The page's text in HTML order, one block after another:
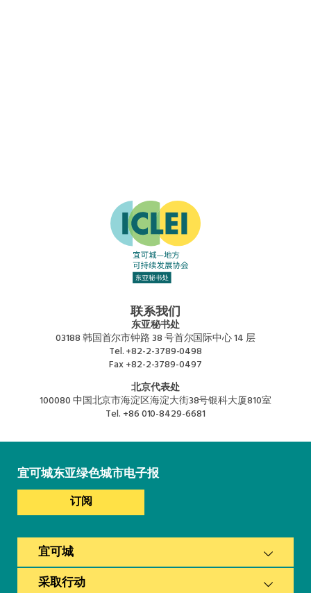
联系我们
东亚秘书处
03188 韩国首尔市钟路 38 号首尔国际中心 14 层
Tel.+82-2-3789-0498
Fax+82-2-3789-0497
北京代表处
100080 中国北京市海淀区海淀大街38号银科大厦810室
Tel. +86 010-8429-6681
宜可城东亚绿色城市电子报
订阅
宜可城
采取行动